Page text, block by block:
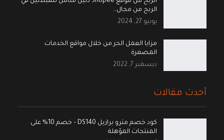
الربح من مجال…
يونيو 27, 2024
مزايا العمل الحر من خلال مواقع الخدمات
المصغرة
ديسمبر 7, 2022
أحدث مقالات
كود خصم مترو برازيل DS140 – خصم 10% على
المنتجات المؤهلة